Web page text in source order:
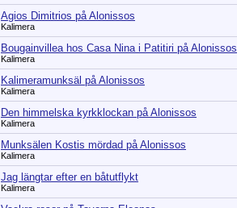
Agios Dimitrios på Alonissos
Kalimera
Bougainvillea hos Casa Nina i Patitiri på Alonissos
Kalimera
Kalimeramunksäl på Alonissos
Kalimera
Den himmelska kyrkklockan på Alonissos
Kalimera
Munksälen Kostis mördad på Alonissos
Kalimera
Jag längtar efter en båtutflykt
Kalimera